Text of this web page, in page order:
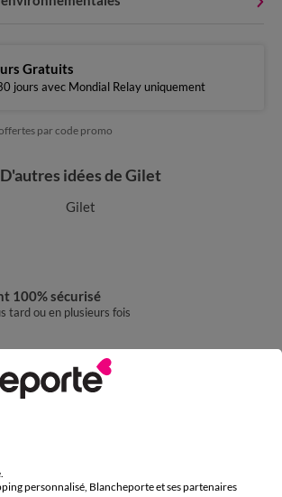
Gratuits
jours avec Mondial Relay uniquement
par code promo
D'autres idées de Gilet
Gilet
100% sécurisé
tard ou en plusieurs fois
consignes automatiques
personnalisé, Blancheporte et ses partenaires